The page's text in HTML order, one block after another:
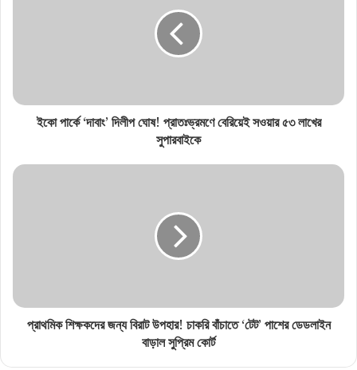
ইকো পার্কে ‘দাবাং’ দিলীপ ঘোষ! প্রাতঃভ্রমণে বেরিয়েই সওয়ার ৫৩ লাখের
সুপারবাইকে
প্রাথমিক শিক্ষকদের জন্য বিরাট উপহার! চাকরি বাঁচাতে ‘টেট’ পাশের ডেডলাইন
বাড়াল সুপ্রিম কোর্ট